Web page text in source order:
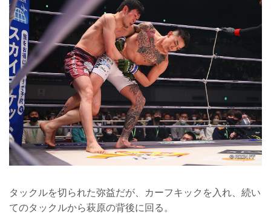
タックルを切られた弥益だが、カーフキックを入れ、続い
てのタックルから萩原の背後に回る。